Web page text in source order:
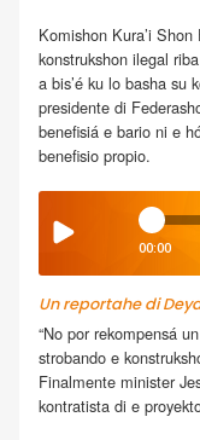
Komishon Kura’i
konstrukshon ilegal
a bis’é ku lo basha su
presidente di
benefisiá e bario ni e
benefisio propio.
00:00
Un reportahe di
“No por rekompensá
strobando e
Finalmente minister
kontratista di e